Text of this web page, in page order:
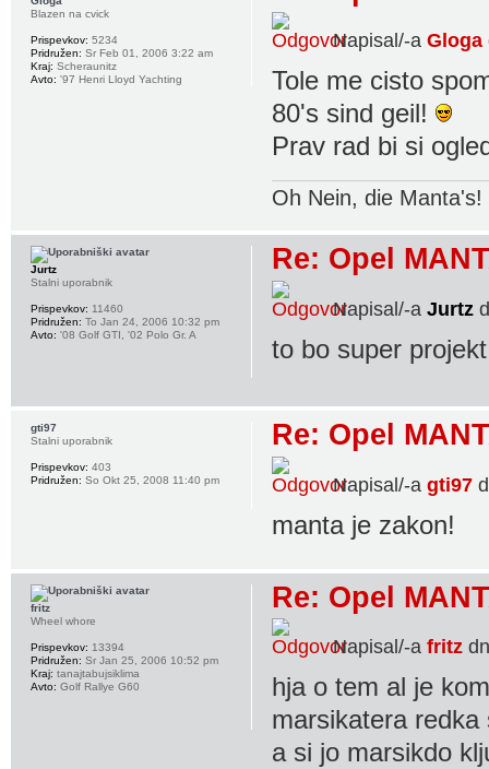
Napisal/-aGloga
Tole me cisto
80's sind geil!
Prav rad bi si
Oh Nein, die Manta's!
Blazen na cvick
Prispevkov: 5234
Pridružen: Sr Feb 01, 2006 3:22 am
Kraj: Scheraunitz
Avto: '97 Henri Lloyd Yachting
Re: Opel
Napisal/-aJurtz
to bo super
Jurtz
Stalni uporabnik
Prispevkov: 11460
Pridružen: To Jan 24, 2006 10:32 pm
Avto: '08 Golf GTI, '02 Polo Gr. A
Re: Opel
Napisal/-agti97
manta je zakon!
gti97
Stalni uporabnik
Prispevkov: 403
Pridružen: So Okt 25, 2008 11:40 pm
Re: Opel
Napisal/-afritz
hja o tem al je
marsikatera
a si jo marsikdo
fritz
Wheel whore
Prispevkov: 13394
Pridružen: Sr Jan 25, 2006 10:52 pm
Kraj: tanajtabujsiklima
Avto: Golf Rallye G60